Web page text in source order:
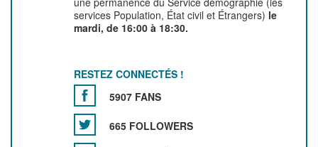
services Population, État civil et Étrangers) le
mardi, de 16:00 à 18:30.
RESTEZ CONNECTÉS !
5907 FANS
665 FOLLOWERS